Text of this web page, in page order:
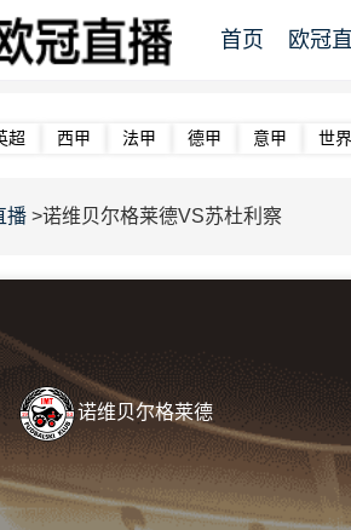
首页 欧冠
超 西甲 法甲 德甲 意甲 世
播 >诺维贝尔格莱德VS苏杜利察
诺维贝尔格莱德